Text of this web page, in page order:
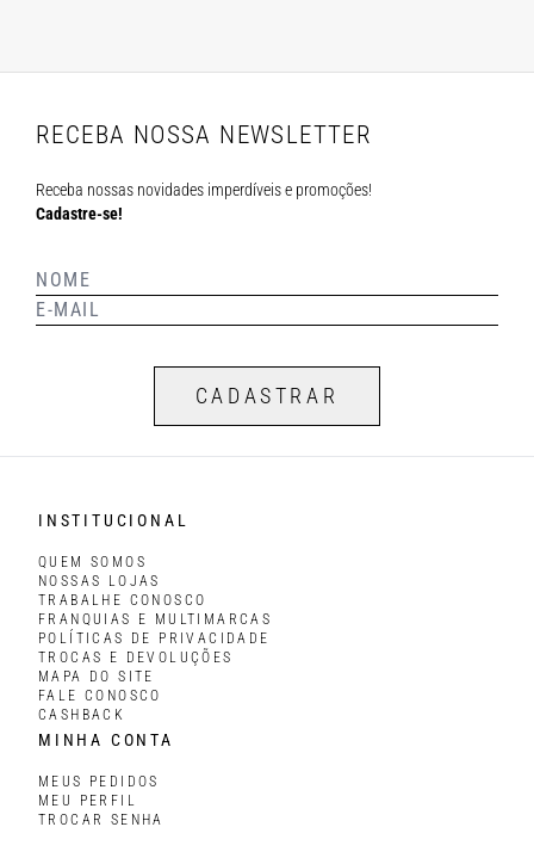
RECEBA NOSSA NEWSLETTER
Receba nossas novidades imperdíveis e promoções!
Cadastre-se!
CADASTRAR
INSTITUCIONAL
QUEM SOMOS
NOSSAS LOJAS
TRABALHE CONOSCO
FRANQUIAS E MULTIMARCAS
POLÍTICAS DE PRIVACIDADE
TROCAS E DEVOLUÇÕES
MAPA DO SITE
FALE CONOSCO
CASHBACK
MINHA CONTA
MEUS PEDIDOS
MEU PERFIL
TROCAR SENHA